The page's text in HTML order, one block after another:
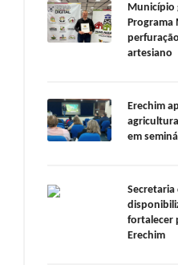
Município
Programa
artesiano
Erechim
em
fortalecer
Erechim